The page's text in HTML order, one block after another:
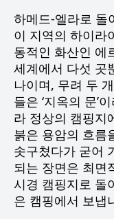
하메드-엘라로 돌
이 지역의 하이라
동적인 화산인 에
세계에서 다섯 곳
나이며, 무려 두
들은 ‘지옥의 문’
라 정상의 캠핑지
붉은 용암의 흐름
솟구쳤다가 굳어
되는 장면은 최면
시경 캠핑지로 돌
은 캠핑에서 보냅